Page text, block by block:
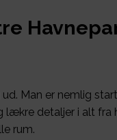
Man er nemlig
lækre detaljer i alt fra
rum.